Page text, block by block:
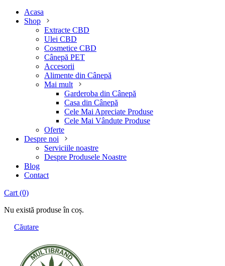
Acasa
Shop
Extracte CBD
Ulei CBD
Cosmetice CBD
Cânepă PET
Accesorii
Alimente din Cânepă
Mai mult
Garderoba din Cânepă
Casa din Cânepă
Cele Mai Apreciate Produse
Cele Mai Vândute Produse
Oferte
Despre noi
Serviciile noastre
Despre Produsele Noastre
Blog
Contact
Cart (0)
Nu există produse în coș.
Căutare